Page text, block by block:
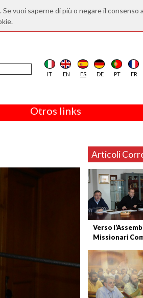
vuoi saperne di più o negare il consenso
IT EN ES DE PT FR
Otros links
Articoli
Verso
Missionari